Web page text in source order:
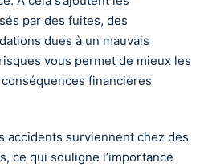
par des fuites, des
dues à un mauvais
vous permet de mieux les
financières
accidents surviennent chez des
ce qui souligne l’importance